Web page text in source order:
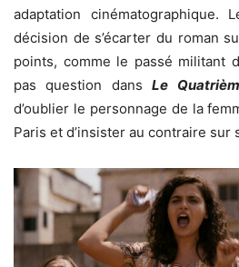
adaptation cinématographique.
décision de s’écarter du roman
points, comme le passé militant
pas question dansLe
d’oublier le personnage de la
Paris et d’insister au contraire sur